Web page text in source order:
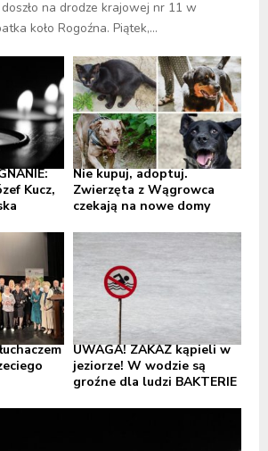
na drodze krajowej nr 11 w
koło Rogoźna. Piątek,...
Kucz,
Nie kupuj, adoptuj.
Zwierzęta z Wągrowca
czekają na nowe domy
UWAGA! ZAKAZ kąpieli w
jeziorze! W wodzie są
groźne dla ludzi BAKTERIE